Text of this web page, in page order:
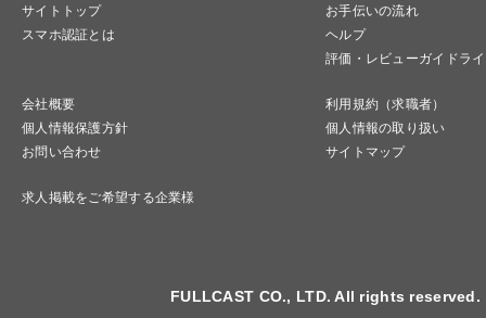
サイトトップ
お手伝いの流れ
スマホ認証とは
ヘルプ
評価・レビューガイドラ
会社概要
利用規約（求職者）
個人情報保護方針
個人情報の取り扱い
お問い合わせ
サイトマップ
求人掲載をご希望する企業様
FULLCAST CO., LTD. All rights reserved.